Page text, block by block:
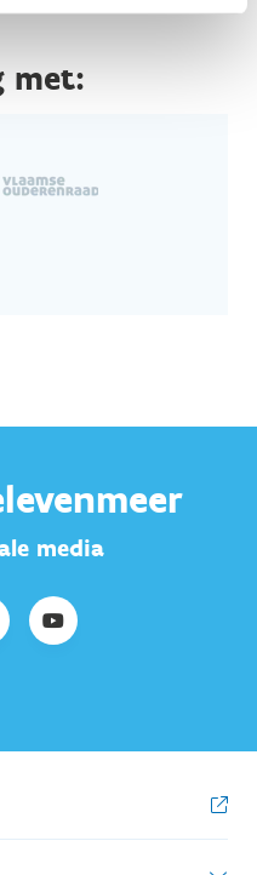
met:
media